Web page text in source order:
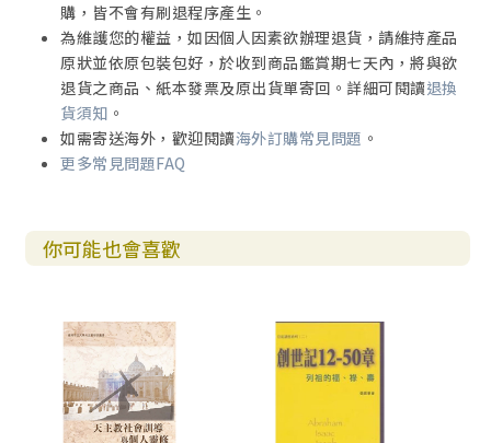
附錄：教會裡的反猶歷史
購，皆不會有刷退程序產生。
為維護您的權益，如因個人因素欲辦理退貨，請維持產品
原狀並依原包裝包好，於收到商品鑑賞期七天內，將與欲
退貨之商品、紙本發票及原出貨單寄回。詳細可閱讀退換
貨須知 。
如需寄送海外，歡迎閱讀海外訂購常見問題 。
更多常見問題FAQ
你可能也會喜歡